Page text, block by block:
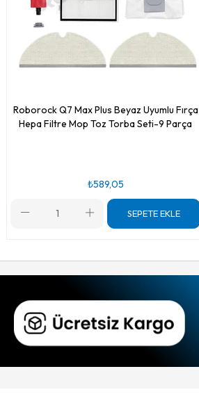
Roborock Q7 Max Plus Beyaz Uyumlu Fırça
Hepa Filtre Mop Toz Torba Seti-9 Parça
₺589,05
SEPETE EKLE